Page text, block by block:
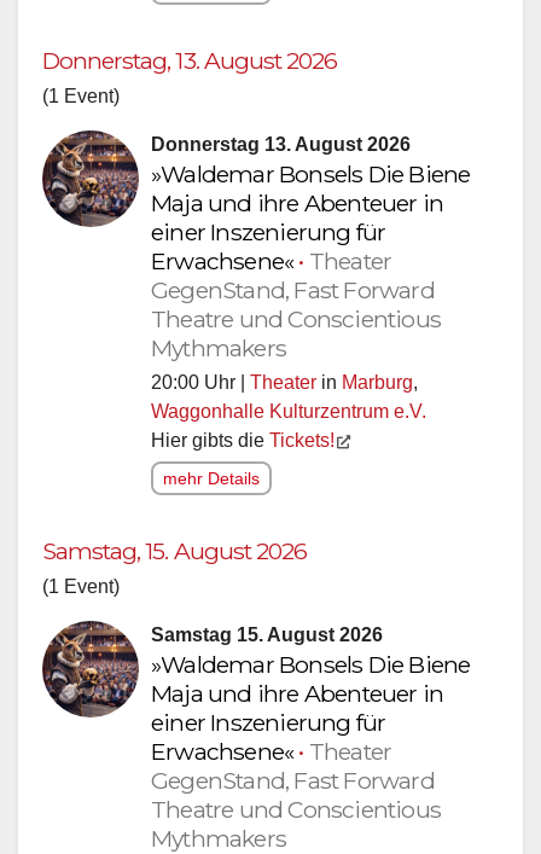
Donnerstag, 13. August 2026
(1 Event)
Donnerstag 13. August 2026
»Waldemar Bonsels Die Biene
Maja und ihre Abenteuer in
einer Inszenierung für
Erwachsene«• Theater
GegenStand, Fast Forward
Theatre und Conscientious
Mythmakers
20:00 Uhr | Theater in Marburg,
Waggonhalle Kulturzentrum e.V.
Hier gibts die Tickets!
mehr Details
Samstag, 15. August 2026
(1 Event)
Samstag 15. August 2026
»Waldemar Bonsels Die Biene
Maja und ihre Abenteuer in
einer Inszenierung für
Erwachsene«• Theater
GegenStand, Fast Forward
Theatre und Conscientious
Mythmakers